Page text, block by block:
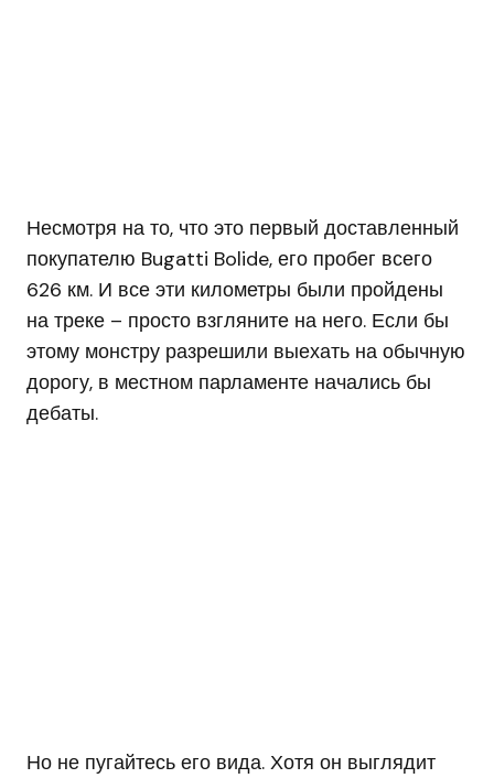
Несмотря на то, что это первый доставленный
покупателю Bugatti Bolide, его пробег всего
626 км. И все эти километры были пройдены
на треке – просто взгляните на него. Если бы
этому монстру разрешили выехать на обычную
дорогу, в местном парламенте начались бы
дебаты.
Но не пугайтесь его вида. Хотя он выглядит